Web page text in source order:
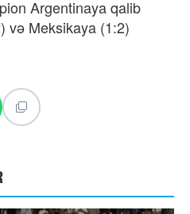
Argentinaya qalib
və Meksikaya (1:2)